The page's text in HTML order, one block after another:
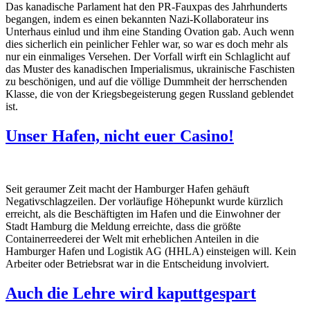
Das kanadische Parlament hat den PR-Fauxpas des Jahrhunderts
begangen, indem es einen bekannten Nazi-Kollaborateur ins
Unterhaus einlud und ihm eine Standing Ovation gab. Auch wenn
dies sicherlich ein peinlicher Fehler war, so war es doch mehr als
nur ein einmaliges Versehen. Der Vorfall wirft ein Schlaglicht auf
das Muster des kanadischen Imperialismus, ukrainische Faschisten
zu beschönigen, und auf die völlige Dummheit der herrschenden
Klasse, die von der Kriegsbegeisterung gegen Russland geblendet
ist.
Unser Hafen, nicht euer Casino!
Seit geraumer Zeit macht der Hamburger Hafen gehäuft
Negativschlagzeilen. Der vorläufige Höhepunkt wurde kürzlich
erreicht, als die Beschäftigten im Hafen und die Einwohner der
Stadt Hamburg die Meldung erreichte, dass die größte
Containerreederei der Welt mit erheblichen Anteilen in die
Hamburger Hafen und Logistik AG (HHLA) einsteigen will. Kein
Arbeiter oder Betriebsrat war in die Entscheidung involviert.
Auch die Lehre wird kaputtgespart